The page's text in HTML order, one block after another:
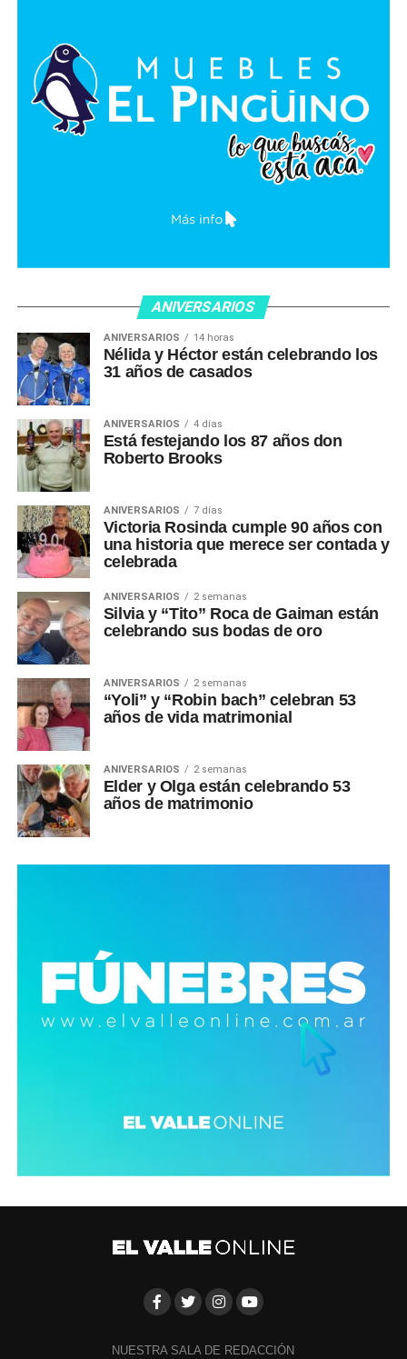
ANIVERSARIOS
ANIVERSARIOS 14 horas
Nélida y Héctor están celebrando los
31 años de casados
ANIVERSARIOS 4 días
Está festejando los 87 años don
Roberto Brooks
ANIVERSARIOS 7 días
Victoria Rosinda cumple 90 años con
una historia que merece ser contada y
celebrada
ANIVERSARIOS 2 semanas
Silvia y “Tito” Roca de Gaiman están
celebrando sus bodas de oro
ANIVERSARIOS 2 semanas
“Yoli” y “Robin bach” celebran 53
años de vida matrimonial
ANIVERSARIOS 2 semanas
Elder y Olga están celebrando 53
años de matrimonio
NUESTRA SALA DE REDACCIÓN